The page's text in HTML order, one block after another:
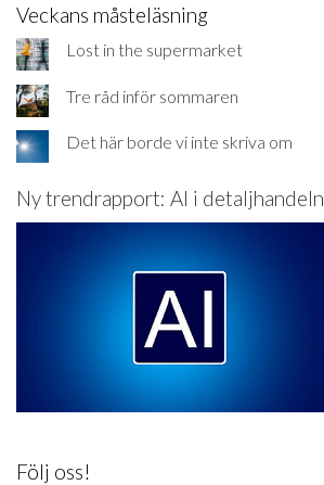
Veckans måsteläsning
Lost in the supermarket
Tre råd inför sommaren
Det här borde vi inte skriva om
Ny trendrapport: AI i detaljhandeln
Följ oss!